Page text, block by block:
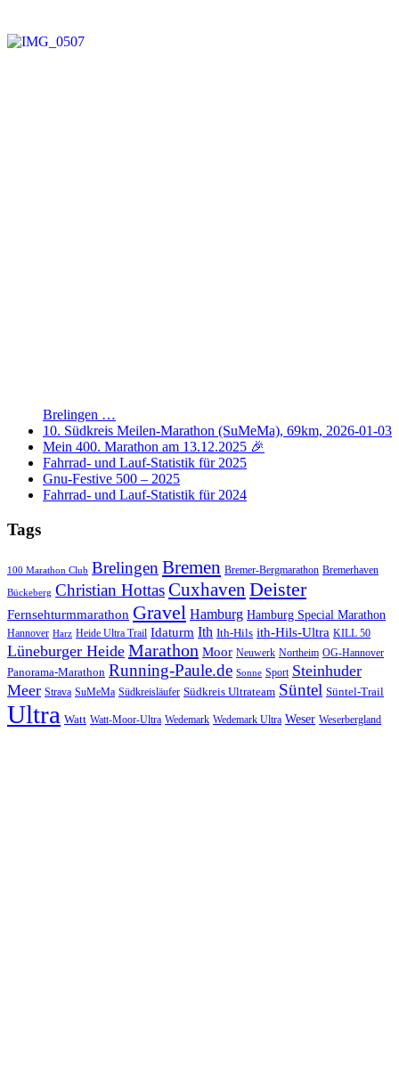
Brelingen …
10. Südkreis Meilen-Marathon (SuMeMa), 69km, 2026-01-03
Mein 400. Marathon am 13.12.2025 🎉
Fahrrad- und Lauf-Statistik für 2025
Gnu-Festive 500 – 2025
Fahrrad- und Lauf-Statistik für 2024
Tags
100 Marathon Club Brelingen Bremen Bremer-Bergmarathon Bremerhaven
Bückeberg Christian HottasCuxhaven Deister
Fernsehturmmarathon Gravel Hamburg Hamburg Special Marathon
Hannover Harz Heide Ultra Trail Idaturm Ith Ith-Hils ith-Hils-Ultra KILL 50
Lüneburger Heide Marathon Moor Neuwerk Northeim OG-Hannover
Panorama-Marathon Running-Paule.de Sonne Sport Steinhuder
Meer Strava SuMeMa Südkreisläufer Südkreis Ultrateam Süntel Süntel-Trail
Ultra Watt Watt-Moor-Ultra Wedemark Wedemark Ultra Weser Weserbergland